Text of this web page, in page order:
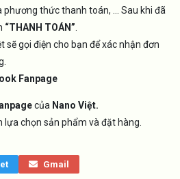
thức thanh toán, … Sau khi đã
“THANH TOÁN”
sẽ gọi điện cho bạn để xác nhận đơn
Fanpage
của Nano Việt.
lựa chọn sản phẩm và đặt hàng.
Gmail